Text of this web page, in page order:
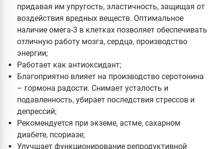
придавая им упругость, эластичность, защищая от
воздействия вредных веществ. Оптимальное
наличие омега-3 в клетках позволяет обеспечивать
отличную работу мозга, сердца, производство
энергии;
Работает как антиоксидант;
Благоприятно влияет на производство серотонина
– гормона радости. Снимает усталость и
подавленность, убирает последствия стрессов и
депрессий;
Рекомендуется при экземе, астме, сахарном
диабете, псориазе;
Улучшает функционирование репродуктивной